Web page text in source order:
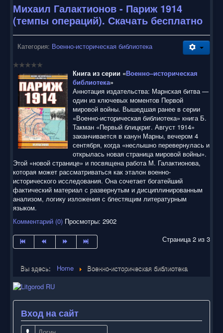
Михаил Галактионов - Париж 1914
(темпы операций). Скачать бесплатно
Категория: Военно-историческая библиотека
Книга из серии «Военно–историческая
библиотека»
Аннотация издательства: Марнская битва —
один из ключевых моментов Первой
мировой войны. Вышедшая ранее в серии
«Военно-историческая библиотека» книга Б.
Такман «Первый блицкриг. Август 1914»
заканчивается в канун Марны, вечером 4
сентября, когда «неслышно перевернулась и
открылась новая страница мировой войны».
Этой «новой странице» и посвящена работа М. Галактионова,
которая может рассматриваться как эталон военно-
исторического исследования. Она сочетает богатейший
фактический материал с развернутым и дисциплинированным
анализом, логику изложения с блестящим литературным
языком.
Комментарий (0) Просмотры: 2902
Страница 2 из 3
Вы здесь: Home Военно-историческая библиотека
Вход на сайт